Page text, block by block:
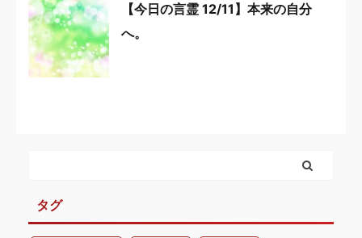
【今日の言霊 12/11】本来の自分
へ。
タグ